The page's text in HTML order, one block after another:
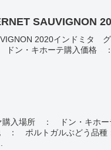
SAUVIGNON
2020インドミタ
ン・キホーテ購入価格
ァ購入場所 ： ドン・キホ
ポルトガルぶどう品種